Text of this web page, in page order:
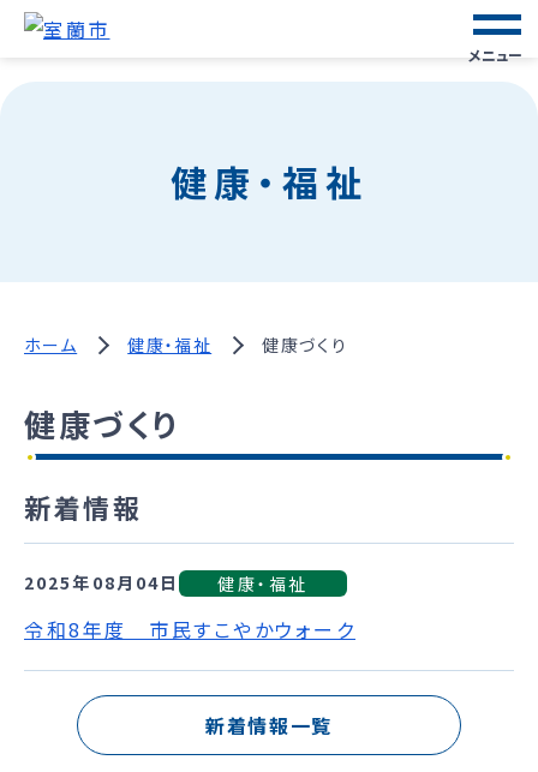
メニュー
健康・福祉
ホーム 健康・福祉 健康づくり
健康づくり
新着情報
2025年08月04日 健康・福祉
令和8年度 市民すこやかウォーク
新着情報一覧